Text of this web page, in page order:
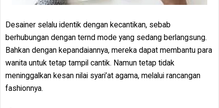
Desainer selalu identik dengan kecantikan, sebab
berhubungan dengan ternd mode yang sedang berlangsung.
Bahkan dengan kepandaiannya, mereka dapat membantu para
wanita untuk tetap tampil cantik. Namun tetap tidak
meninggalkan kesan nilai syari’at agama, melalui rancangan
fashionnya.